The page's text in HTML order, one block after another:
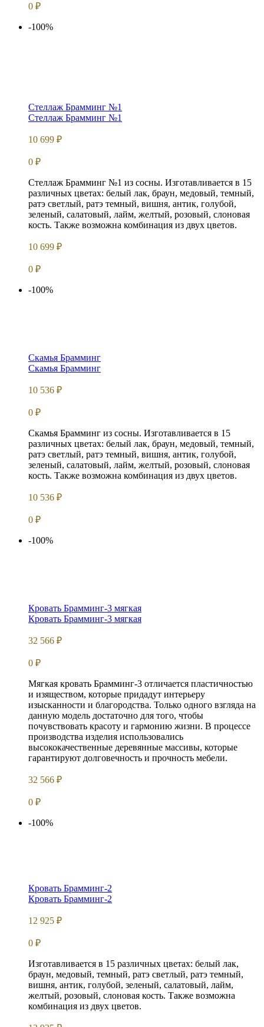
0 ₽
-100%
Стеллаж Брамминг №1
Стеллаж Брамминг №1
10 699 ₽
0 ₽
Стеллаж Брамминг №1 из сосны. Изготавливается в 15
различных цветах: белый лак, браун, медовый, темный,
ратэ светлый, ратэ темный, вишня, антик, голубой,
зеленый, салатовый, лайм, желтый, розовый, слоновая
кость. Также возможна комбинация из двух цветов.
10 699 ₽
0 ₽
-100%
Скамья Брамминг
Скамья Брамминг
10 536 ₽
0 ₽
Скамья Брамминг из сосны. Изготавливается в 15
различных цветах: белый лак, браун, медовый, темный,
ратэ светлый, ратэ темный, вишня, антик, голубой,
зеленый, салатовый, лайм, желтый, розовый, слоновая
кость. Также возможна комбинация из двух цветов.
10 536 ₽
0 ₽
-100%
Кровать Брамминг-3 мягкая
Кровать Брамминг-3 мягкая
32 566 ₽
0 ₽
Мягкая кровать Брамминг-3 отличается пластичностью
и изяществом, которые придадут интерьеру
изысканности и благородства. Только одного взгляда на
данную модель достаточно для того, чтобы
почувствовать красоту и гармонию жизни. В процессе
производства изделия использовались
высококачественные деревянные массивы, которые
гарантируют долговечность и прочность мебели.
32 566 ₽
0 ₽
-100%
Кровать Брамминг-2
Кровать Брамминг-2
12 925 ₽
0 ₽
Изготавливается в 15 различных цветах: белый лак,
браун, медовый, темный, ратэ светлый, ратэ темный,
вишня, антик, голубой, зеленый, салатовый, лайм,
желтый, розовый, слоновая кость. Также возможна
комбинация из двух цветов.